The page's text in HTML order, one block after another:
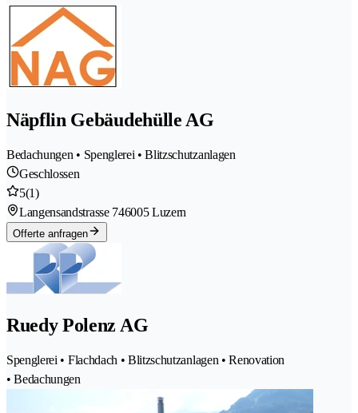
Näpflin Gebäudehülle AG
Bedachungen • Spenglerei • Blitzschutzanlagen
Geschlossen
5(1)
Langensandstrasse 746005 Luzern
Offerte anfragen
Ruedy Polenz AG
Spenglerei • Flachdach • Blitzschutzanlagen • Renovation
• Bedachungen